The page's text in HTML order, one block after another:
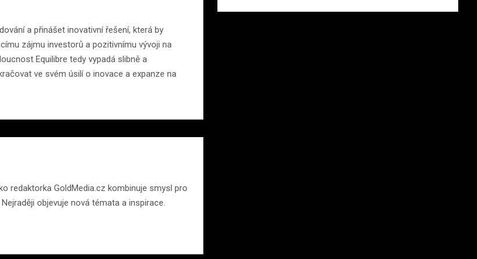
a přinášet inovativní řešení, která by
zájmu investorů a pozitivnímu vývoji na
Equilibre tedy vypadá slibně a
ve svém úsilí o inovace a expanze na
redaktorka GoldMedia.cz kombinuje smysl pro
objevuje nová témata a inspirace.